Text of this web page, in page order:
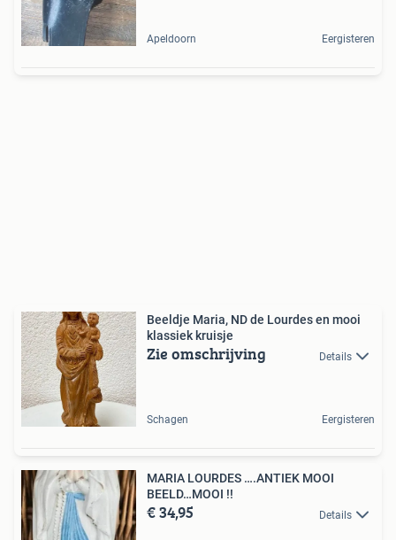
Apeldoorn Eergisteren
Beeldje Maria, ND de Lourdes en mooi
klassiek kruisje
Zie omschrijving Details
Schagen Eergisteren
MARIA LOURDES ….ANTIEK MOOI
BEELD…MOOI !!
€ 34,95 Details